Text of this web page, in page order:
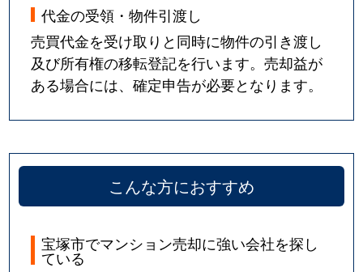
売布
4,000万円
売布
2,000万円 売布神社
徒歩2
2,900万円 売布神社
山手台東
代金の受領・物件引渡し
売買代金を受け取りと同時に物件の引き渡し
及び所有権の移転登記を行います。売却益が
ある場合には、確定申告が必要となります。
こんな方におすすめ
宝塚市でマンション売却に強い会社を探し
ている